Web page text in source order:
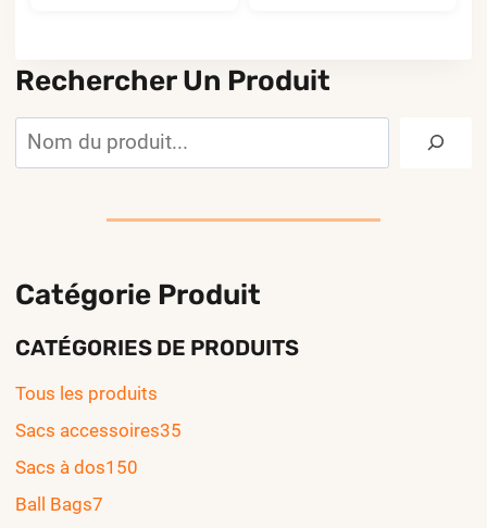
Rechercher Un Produit
Rechercher
Catégorie Produit
CATÉGORIES DE PRODUITS
Tous les produits
Sacs accessoires35
Sacs à dos150
Ball Bags7